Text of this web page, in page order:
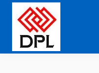
primary
navigation
main
content
primary
sidebar
DPL